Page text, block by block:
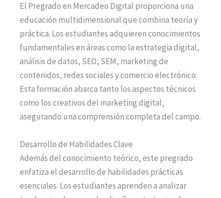
El Pregrado en Mercadeo Digital proporciona una
educación multidimensional que combina teoría y
práctica. Los estudiantes adquieren conocimientos
fundamentales en áreas como la estrategia digital,
análisis de datos, SEO, SEM, marketing de
contenidos, redes sociales y comercio electrónico.
Esta formación abarca tanto los aspectos técnicos
como los creativos del marketing digital,
asegurando una comprensión completa del campo.
Desarrollo de Habilidades Clave
Además del conocimiento teórico, este pregrado
enfatiza el desarrollo de habilidades prácticas
esenciales. Los estudiantes aprenden a analizar